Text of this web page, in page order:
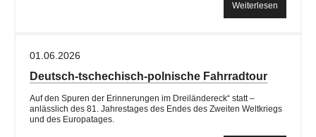
Weiterlesen
01.06.2026
Deutsch-tschechisch-polnische Fahrradtour
Auf den Spuren der Erinnerungen im Dreiländereck“ statt –
anlässlich des 81. Jahrestages des Endes des Zweiten Weltkriegs
und des Europatages.